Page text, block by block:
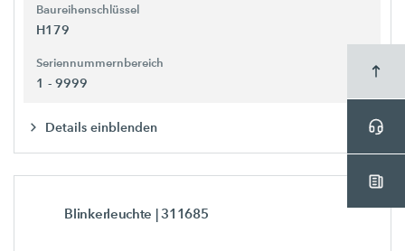
Baureihenschlüssel
H179
Seriennummernbereich
1 - 9999
Details einblenden
Blinkerleuchte | 311685